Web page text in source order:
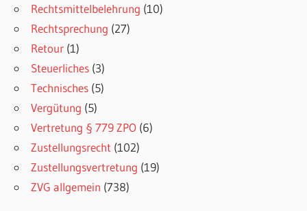
Rechtsmittelbelehrung (10)
Rechtsprechung (27)
Retour (1)
Steuerliches (3)
Technisches (5)
Vergütung (5)
Vertretung § 779 ZPO (6)
Zustellungsrecht (102)
Zustellungsvertretung (19)
ZVG allgemein (738)